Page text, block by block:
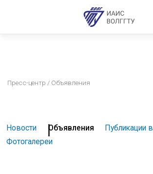
Пресс-центр / Объявления
Новости Объявления
Публикации
Фотогалереи